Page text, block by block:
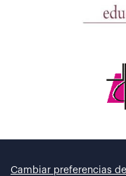
Cambiar preferencias